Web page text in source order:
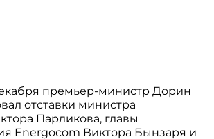
премьер-министр Дорин
отставки министра
Парликова, главы
Energocom Виктора Бынзаря и